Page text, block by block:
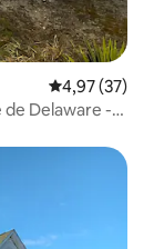
Évaluation
4,97 (37)
de Delaware -